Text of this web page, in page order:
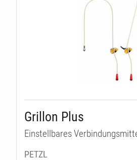
Grillon Plus
Einstellbares
PETZL